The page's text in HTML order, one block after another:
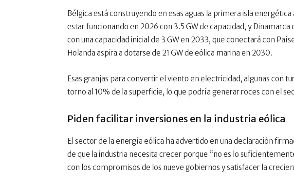
Bélgica está construyendo en esas aguas la primera isla
estar funcionando en 2026 con 3.5 GW de capacidad, y
con una capacidad inicial de 3 GW en 2033, que conectará con
Holanda aspira a dotarse de 21 GW de eólica marina en 2030.
Esas granjas para convertir el viento en electricidad, algunas con
torno al 10% de la superficie, lo que podría generar roces con el
Piden facilitar inversiones en la industria eólica
El sector de la energía eólica ha advertido en una declaración
de que la industria necesita crecer porque “no es lo
con los compromisos de los nueve gobiernos y satisfacer la